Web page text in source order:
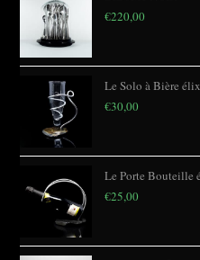
€220,00
Le Solo à Bière
€30,00
Le Porte Bouteille
€25,00